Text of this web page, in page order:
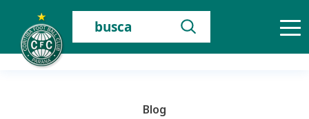
content
Buscar:
Blog